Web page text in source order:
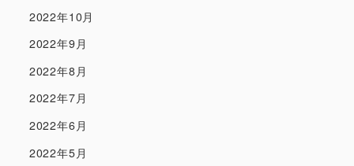
2022年10月
2022年9月
2022年8月
2022年7月
2022年6月
2022年5月